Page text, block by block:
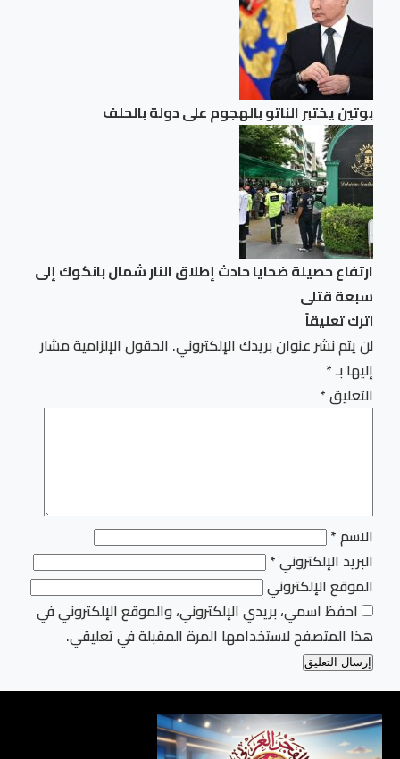
بوتين يختبر الناتو بالهجوم على دولة بالحلف
ارتفاع حصيلة ضحايا حادث إطلاق النار شمال بانكوك إلى
سبعة قتلى
اترك تعليقاً
لن يتم نشر عنوان بريدك الإلكتروني. الحقول الإلزامية مشار
إليها بـ*
التعليق*
الاسم*
البريد الإلكتروني*
الموقع الإلكتروني
احفظ اسمي، بريدي الإلكتروني، والموقع الإلكتروني في
هذا المتصفح لاستخدامها المرة المقبلة في تعليقي.